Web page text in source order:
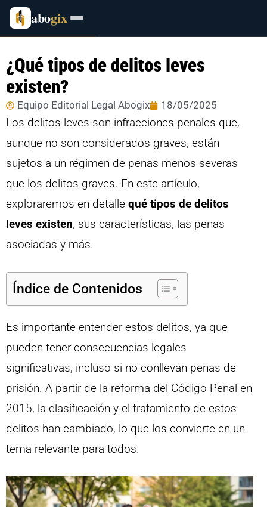
abogix
¿Qué tipos de delitos leves
existen?
Equipo Editorial Legal Abogix 18/05/2025
Los delitos leves son infracciones penales que,
aunque no son considerados graves, están
sujetos a un régimen de penas menos severas
que los delitos graves. En este artículo,
exploraremos en detalle qué tipos de delitos
leves existen, sus características, las penas
asociadas y más.
Índice de Contenidos
Es importante entender estos delitos, ya que
pueden tener consecuencias legales
significativas, incluso si no conllevan penas de
prisión. A partir de la reforma del Código Penal en
2015, la clasificación y el tratamiento de estos
delitos han cambiado, lo que los convierte en un
tema relevante para todos.